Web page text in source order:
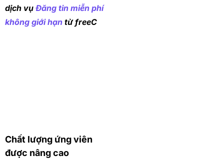
dịch vụ Đăng tin miễn phí
không giới hạn từ freeC
Chất lượng ứng viên
được nâng cao